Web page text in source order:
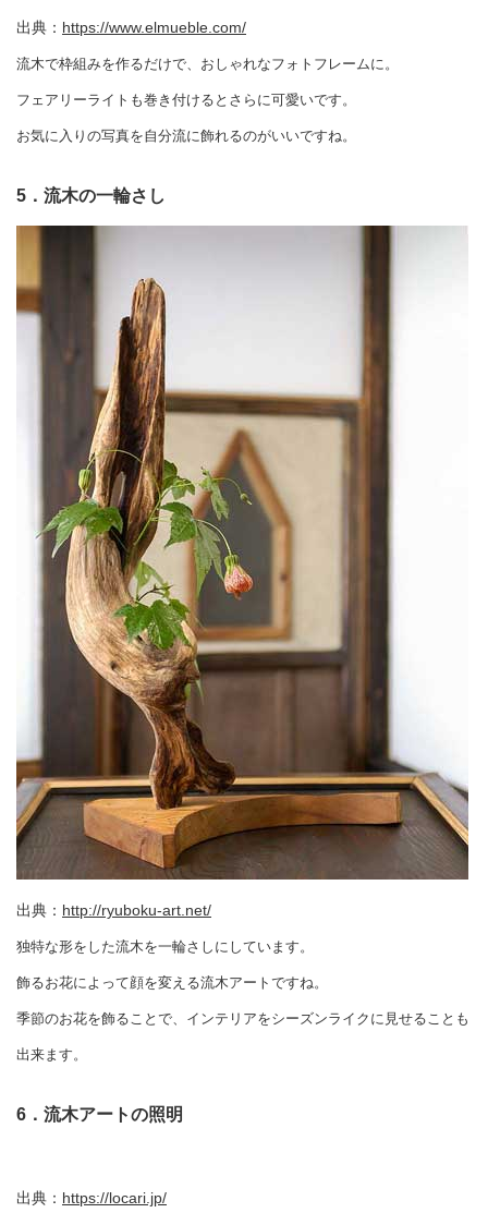
出典： https://www.elmueble.com/
流木で枠組みを作るだけで、おしゃれなフォトフレームに。
フェアリーライトも巻き付けるとさらに可愛いです。
お気に入りの写真を自分流に飾れるのがいいですね。
5．流木の一輪さし
出典： http://ryuboku-art.net/
独特な形をした流木を一輪さしにしています。
飾るお花によって顔を変える流木アートですね。
季節のお花を飾ることで、インテリアをシーズンライクに見せることも
出来ます。
6．流木アートの照明
出典： https://locari.jp/